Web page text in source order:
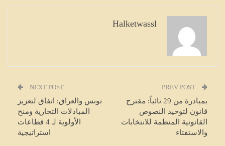
Halketwassl
بمبادرة من 29 نائباً: مقترح
قانون لتوحيد النصوص
القانونية المنظمة للانتخابات
والاستفتاء
NEXT POST
تونس والعراق: اتفاق لتعزيز
المبادلات التجارية ومنح
الأولوية لـ 4 قطاعات
استراتيجية